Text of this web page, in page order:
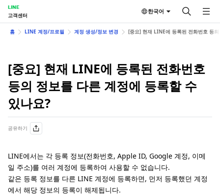
LINE
고객센터
한국어
홈 LINE 계정/프로필 계정 생성/정보 변경 [중요] 현재 LINE에 등록된 전화번호 등
[중요] 현재 LINE에 등록된 전화번호
등의 정보를 다른 계정에 등록할 수
있나요?
공유하기
LINE에서는 각 등록 정보(전화번호, Apple ID, Google 계정, 이메
일 주소)를 여러 계정에 등록하여 사용할 수 없습니다.
같은 등록 정보를 다른 LINE 계정에 등록하면, 먼저 등록했던 계정
에서 해당 정보의 등록이 해제됩니다.